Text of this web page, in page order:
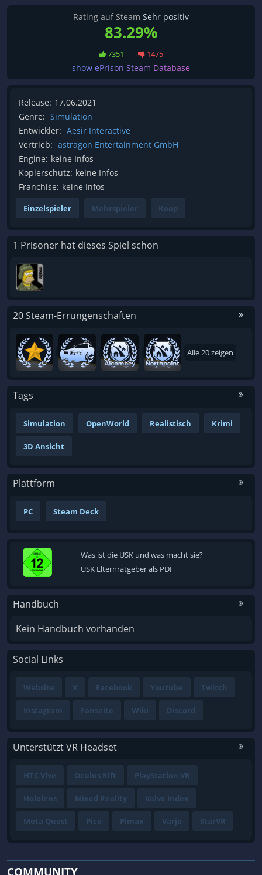
Rating auf Steam Sehr positiv
83.29%
7351 1475
show ePrison Steam Database
Release: 17.06.2021
Genre: Simulation
Entwickler: Aesir Interactive
Vertrieb: astragon Entertainment GmbH
Engine: keine Infos
Kopierschutz: keine Infos
Franchise: keine Infos
Einzelspieler Mehrspieler Koop
1 Prisoner hat dieses Spiel schon
20 Steam-Errungenschaften
Alle 20 zeigen
Tags
Simulation OpenWorld Realistisch Krimi
3D Ansicht
Plattform
PC Steam Deck
Was ist die USK und was macht sie?
USK Elternratgeber als PDF
Handbuch
Kein Handbuch vorhanden
Social Links
Website X Facebook Youtube Twitch
Instagram Fanseite Wiki Discord
Unterstützt VR Headset
HTC Vive Oculus Rift PlayStation VR
Hololens Mixed Reality Valve Index
Meta Quest Pico Pimax Varjo StarVR